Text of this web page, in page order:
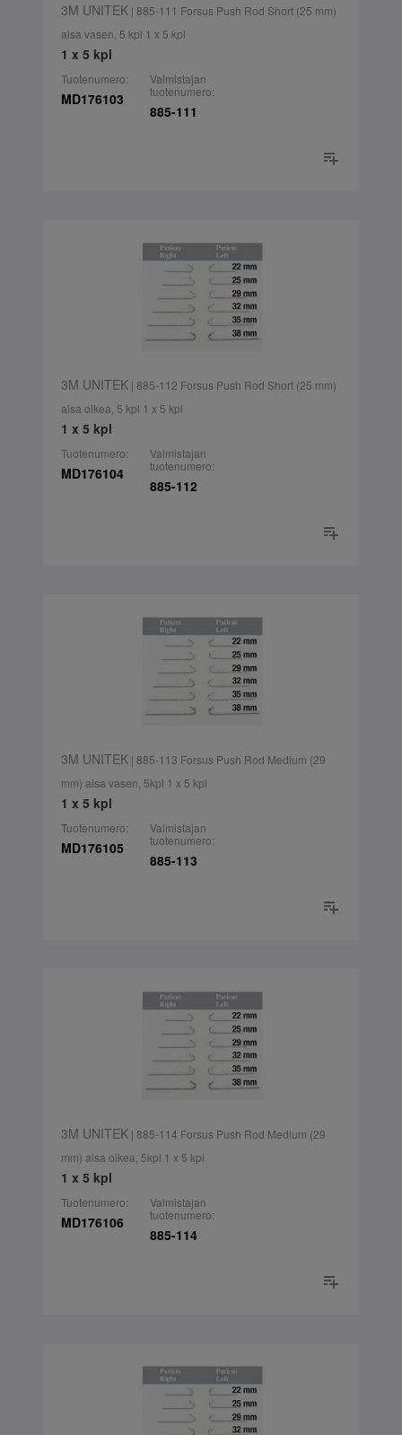
3M UNITEK| 885-111 Forsus Push Rod Short (25 mm)
aisa vasen, 5 kpl 1 x 5 kpl
1 x 5 kpl
Tuotenumero:
MD176103
Valmistajan
tuotenumero:
885-111
3M UNITEK| 885-112 Forsus Push Rod Short (25 mm)
aisa oikea, 5 kpl 1 x 5 kpl
1 x 5 kpl
Tuotenumero:
MD176104
Valmistajan
tuotenumero:
885-112
3M UNITEK| 885-113 Forsus Push Rod Medium (29
mm) aisa vasen, 5kpl 1 x 5 kpl
1 x 5 kpl
Tuotenumero:
MD176105
Valmistajan
tuotenumero:
885-113
3M UNITEK| 885-114 Forsus Push Rod Medium (29
mm) aisa oikea, 5kpl 1 x 5 kpl
1 x 5 kpl
Tuotenumero:
MD176106
Valmistajan
tuotenumero:
885-114